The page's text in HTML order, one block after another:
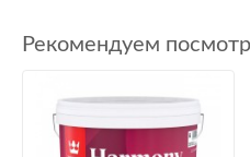
Рекомендуем